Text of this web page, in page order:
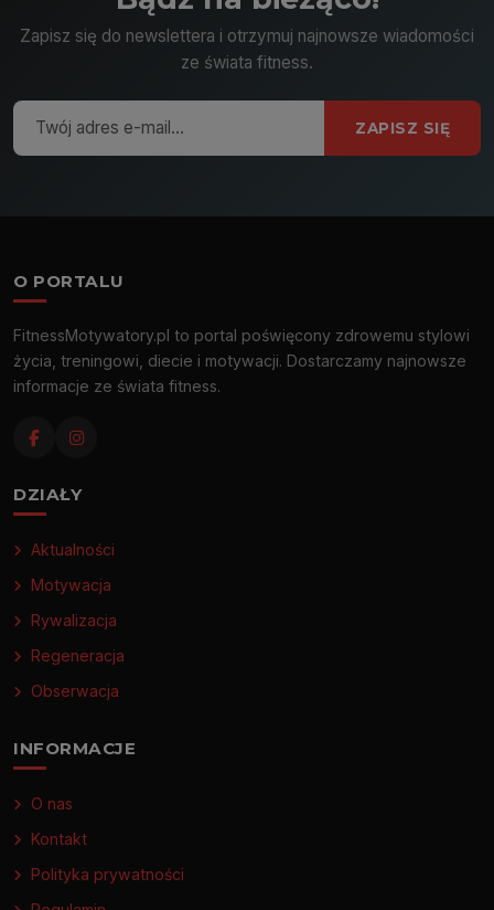
Zapisz się do newslettera i otrzymuj najnowsze wiadomości
ze świata fitness.
ZAPISZ SIĘ
O PORTALU
FitnessMotywatory.pl to portal poświęcony zdrowemu stylowi
życia, treningowi, diecie i motywacji. Dostarczamy najnowsze
informacje ze świata fitness.
DZIAŁY
Aktualności
Motywacja
Rywalizacja
Regeneracja
Obserwacja
INFORMACJE
O nas
Kontakt
Polityka prywatności